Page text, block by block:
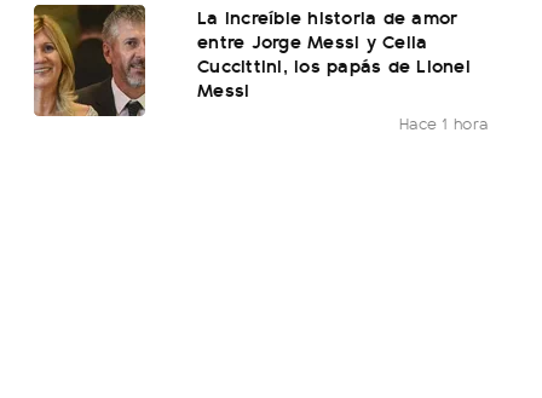
La increíble historia de amor
entre Jorge Messi y Celia
Cuccittini, los papás de Lionel
Messi
Hace 1 hora